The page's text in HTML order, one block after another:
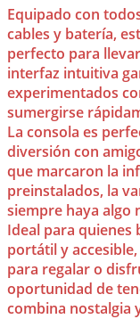
Equipado con
cables y batería,
perfecto para
interfaz intuitiva
experimentados
sumergirse
La consola es
diversión con
que marcaron la
preinstalados, la
siempre haya algo
Ideal para quienes
portátil y
para regalar o
oportunidad de
combina nostalgia